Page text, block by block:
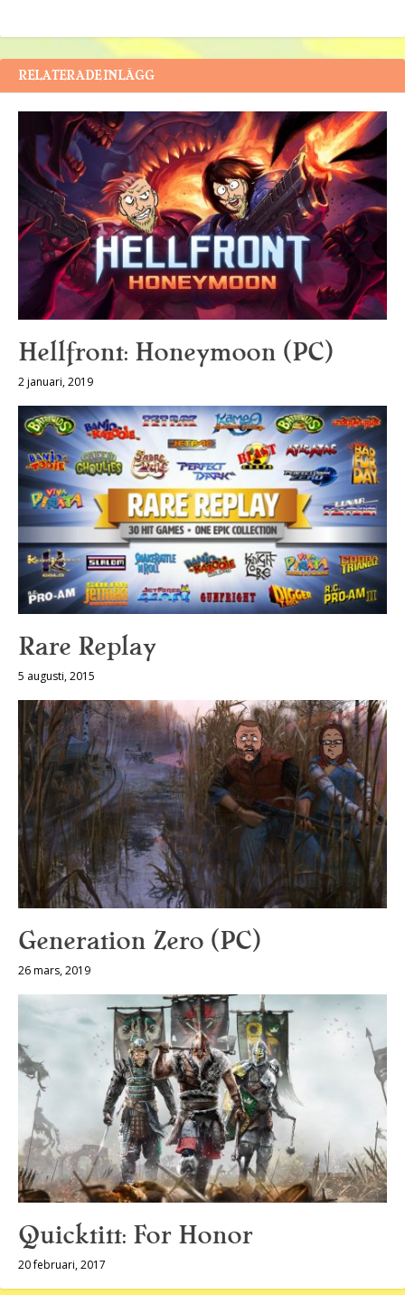
RELATERADE INLÄGG
Hellfront: Honeymoon (PC)
2 januari, 2019
Rare Replay
5 augusti, 2015
Generation Zero (PC)
26 mars, 2019
Quicktitt: For Honor
20 februari, 2017